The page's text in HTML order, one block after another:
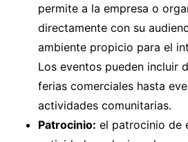
permite a la empresa o
directamente con su
ambiente propicio para el
Los eventos pueden incluir
ferias comerciales hasta
actividades comunitarias.
Patrocinio: el patrocinio de